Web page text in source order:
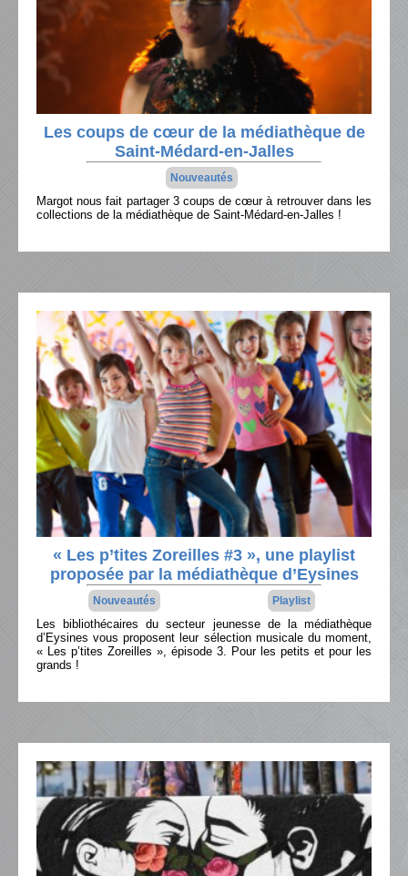
Les coups de cœur de la médiathèque de
Saint-Médard-en-Jalles
Nouveautés
Margot nous fait partager 3 coups de cœur à retrouver dans les
collections de la médiathèque de Saint-Médard-en-Jalles !
« Les p’tites Zoreilles #3 », une playlist
proposée par la médiathèque d’Eysines
Nouveautés Playlist
Les bibliothécaires du secteur jeunesse de la médiathèque
d’Eysines vous proposent leur sélection musicale du moment,
« Les p’tites Zoreilles », épisode 3. Pour les petits et pour les
grands !